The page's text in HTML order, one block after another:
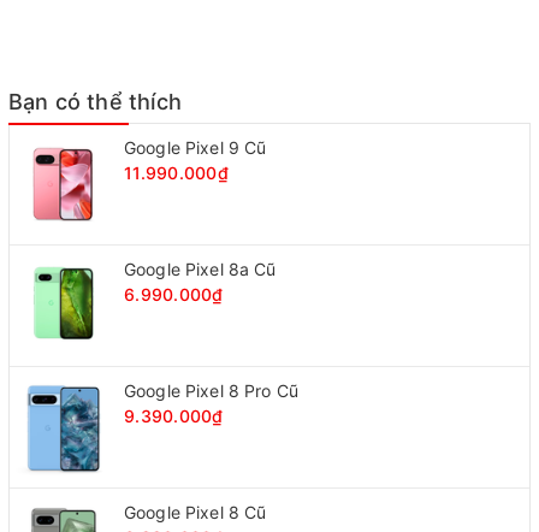
Bạn có thể thích
Google Pixel 9 Cũ
11.990.000₫
Google Pixel 8a Cũ
6.990.000₫
Google Pixel 8 Pro Cũ
9.390.000₫
Google Pixel 8 Cũ